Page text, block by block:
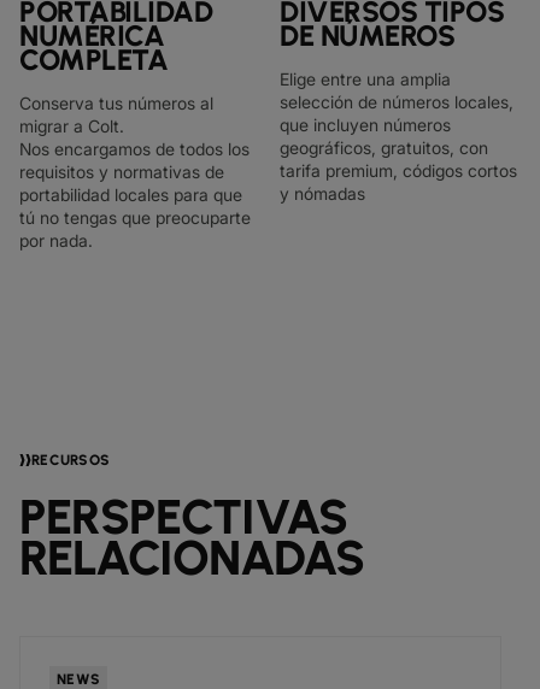
PORTABILIDAD
NUMÉRICA
COMPLETA
Conserva tus números al
migrar a Colt.
Nos encargamos de todos los
requisitos y normativas de
portabilidad locales para que
tú no tengas que preocuparte
por nada.
DIVERSOS TIPOS
DE NÚMEROS
Elige entre una amplia
selección de números locales,
que incluyen números
geográficos, gratuitos, con
tarifa premium, códigos cortos
y nómadas
RECURSOS
PERSPECTIVAS
RELACIONADAS
NEWS